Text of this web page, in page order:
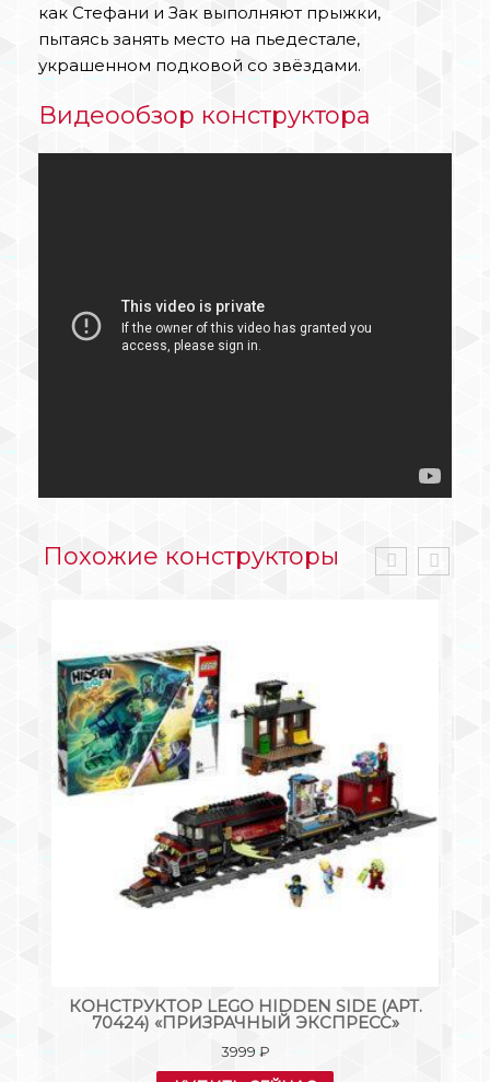
как Стефани и Зак выполняют прыжки,
пытаясь занять место на пьедестале,
украшенном подковой со звёздами.
Видеообзор конструктора
Похожие конструкторы
КОНСТРУКТОР LEGO HIDDEN SIDE (АРТ.
70424) «ПРИЗРАЧНЫЙ ЭКСПРЕСС»
3999 ₽